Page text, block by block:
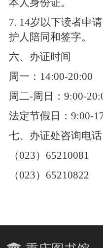
7. 14岁以下读者申
护人陪同和签字。
六、办证时间
周一： 14:00-20:00
周二-周日： 9:00-20:
法定节假日： 9:00-
七、办证处咨询电话
（023） 65210081
（023） 65210822